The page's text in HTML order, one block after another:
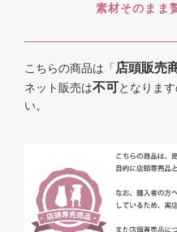
素材そのまま
こちらの商品は「店頭販売
ネット販売は不可となりま
い。